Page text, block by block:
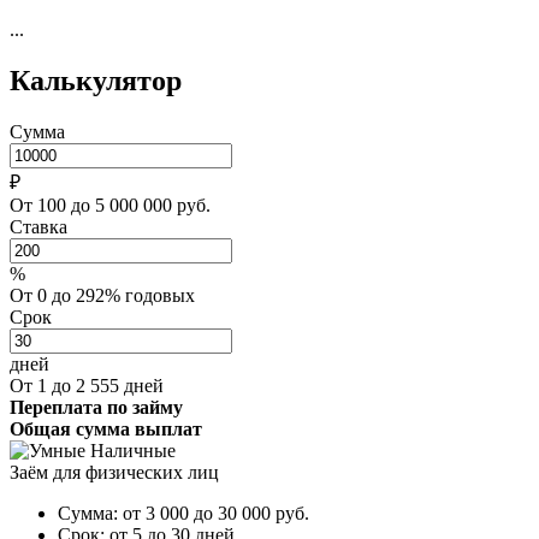
...
Калькулятор
Сумма
₽
От 100 до 5 000 000 руб.
Ставка
%
От 0 до 292% годовых
Срок
дней
От 1 до 2 555 дней
Переплата по займу
Общая сумма выплат
Заём для физических лиц
Сумма: от 3 000 до 30 000 руб.
Срок: от 5 до 30 дней